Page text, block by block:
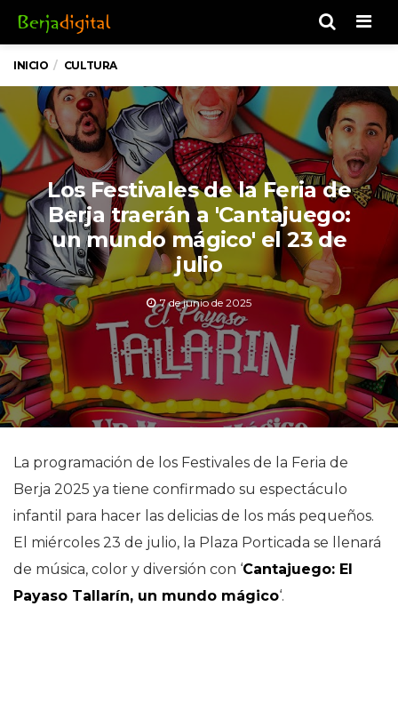
INICIO CULTURA
Los Festivales de la Feria de
Berja traerán a 'Cantajuego:
un mundo mágico' el 23 de
julio
7 de junio de 2025
La programación de los Festivales de la Feria de
Berja 2025 ya tiene confirmado su espectáculo
infantil para hacer las delicias de los más pequeños.
El miércoles 23 de julio, la Plaza Porticada se llenará
de música, color y diversión con ‘Cantajuego: El
Payaso Tallarín, un mundo mágico‘.